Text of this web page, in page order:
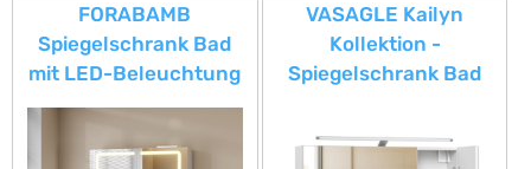
FORABAMB
Spiegelschrank Bad
mit LED-Beleuchtung
& Steckdose,
Badezimmerschrank
VASAGLE Kailyn
Kollektion -
Spiegelschrank Bad
Badezimmerschrank
mit 3 Türen,